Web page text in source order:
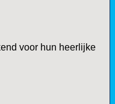
voor hun heerlijke